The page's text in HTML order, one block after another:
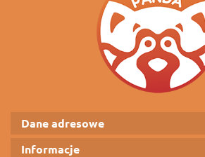
Dane adresowe
Informacje